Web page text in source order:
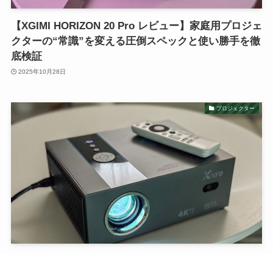
【XGIMI HORIZON 20 Pro レビュー】家庭用プロジェ
クターの“常識”を変える圧倒スペックと使い勝手を徹
底検証
2025年10月28日
プロジェクター